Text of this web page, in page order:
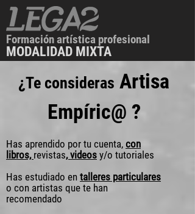
Formación artística profesional
MODALIDAD MIXTA
¿Te consideras Artisa
Empíric@ ?
Has aprendido por tu cuenta, con
libros, revistas, videos y/o tutoriales
Has estudiado en talleres particulares
o con artistas que te han
recomendado